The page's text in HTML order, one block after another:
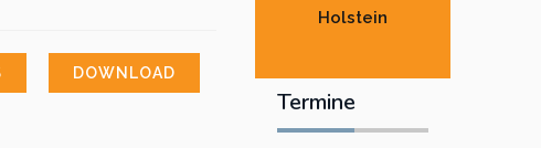
Holstein
Termine
DOWNLOAD